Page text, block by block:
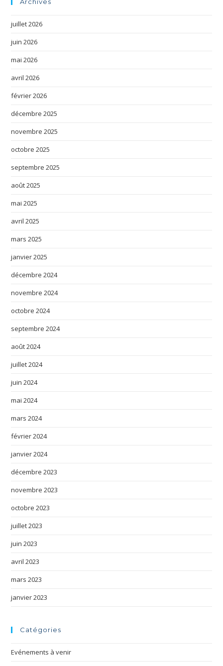
juillet 2026
juin 2026
mai 2026
avril 2026
février 2026
décembre 2025
novembre 2025
octobre 2025
septembre 2025
août 2025
mai 2025
avril 2025
mars 2025
janvier 2025
décembre 2024
novembre 2024
octobre 2024
septembre 2024
août 2024
juillet 2024
juin 2024
mai 2024
mars 2024
février 2024
janvier 2024
décembre 2023
novembre 2023
octobre 2023
juillet 2023
juin 2023
avril 2023
mars 2023
janvier 2023
Catégories
Evénements à venir